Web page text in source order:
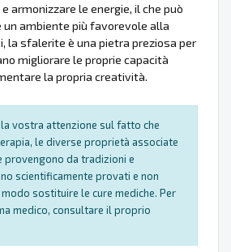
armonizzare le energie, il che può
un ambiente più favorevole alla
la sfalerite è una pietra preziosa per
migliorare le proprie capacità
la propria creatività.
vostra attenzione sul fatto che
le diverse proprietà associate
provengono da tradizioni e
scientificamente provati e non
sostituire le cure mediche. Per
medico, consultare il proprio